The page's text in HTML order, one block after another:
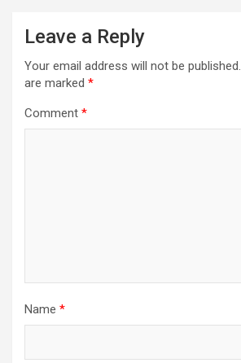
Leave a Reply
Your email address will not be published.
are marked *
Comment *
Name *